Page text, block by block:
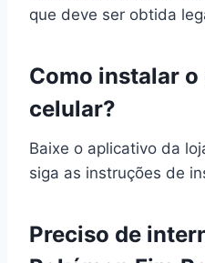
que deve ser obtida
Como instalar o
celular?
Baixe o aplicativo da
siga as instruções de
Preciso de